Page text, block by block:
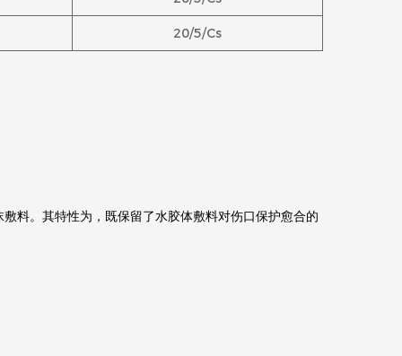
20/5/Cs
料。其特性为，既保留了水胶体敷料对伤口保护愈合的